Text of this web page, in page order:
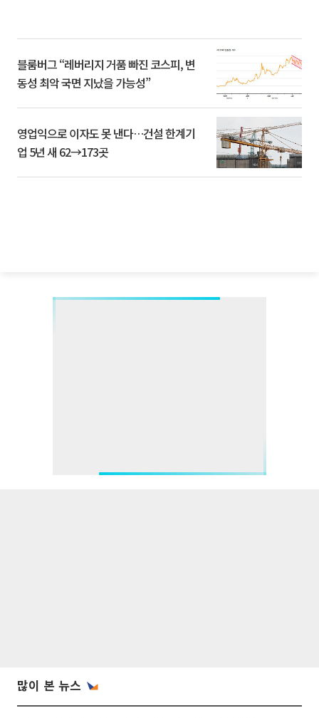
블룸버그 “레버리지 거품 빠진 코스피, 변
동성 최악 국면 지났을 가능성”
영업익으로 이자도 못 낸다…건설 한계기
업 5년 새 62→173곳
많이 본 뉴스